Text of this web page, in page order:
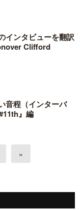
インタビューを翻訳
Clifford
音程（インターバ
』編
»